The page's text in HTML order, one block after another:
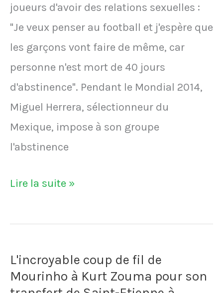
joueurs d'avoir des relations sexuelles :
"Je veux penser au football et j'espère que
les garçons vont faire de même, car
personne n'est mort de 40 jours
d'abstinence". Pendant le Mondial 2014,
Miguel Herrera, sélectionneur du
Mexique, impose à son groupe
l'abstinence
Le
du
interdit
à
Lire la suite »
L'incroyable coup de fil de
Mourinho à Kurt Zouma pour son